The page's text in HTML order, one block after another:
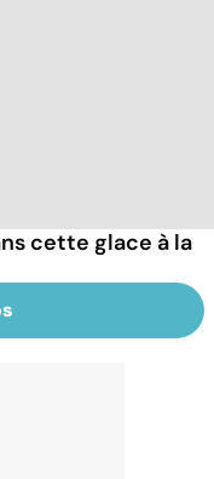
cette glace à la